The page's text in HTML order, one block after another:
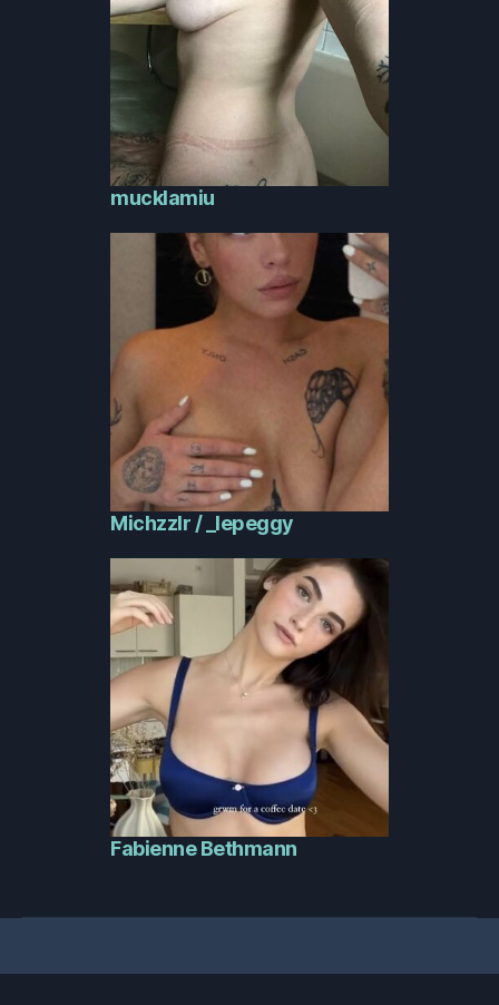
mucklamiu
Michzzlr / _lepeggy
Fabienne Bethmann